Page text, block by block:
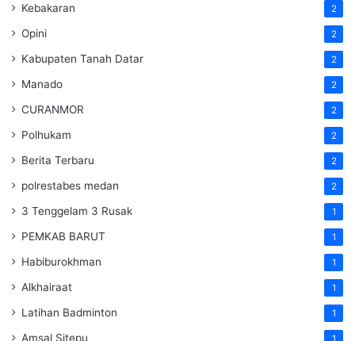
Kebakaran 2
Opini 2
Kabupaten Tanah Datar 2
Manado 2
CURANMOR 2
Polhukam 2
Berita Terbaru 2
polrestabes medan 2
3 Tenggelam 3 Rusak 1
PEMKAB BARUT 1
Habiburokhman 1
Alkhairaat 1
Latihan Badminton 1
Amsal Sitepu 1